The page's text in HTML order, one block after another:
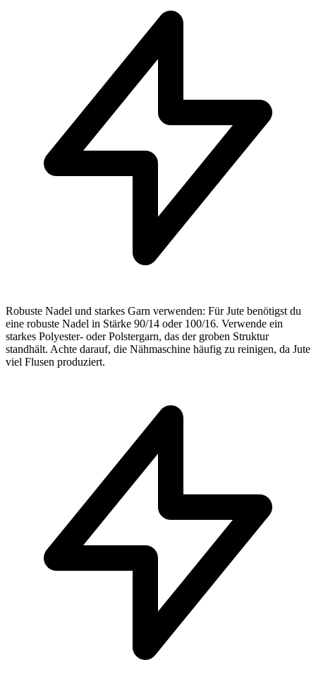
Robuste Nadel und starkes Garn verwenden: Für Jute benötigst du
eine robuste Nadel in Stärke 90/14 oder 100/16. Verwende ein
starkes Polyester- oder Polstergarn, das der groben Struktur
standhält. Achte darauf, die Nähmaschine häufig zu reinigen, da Jute
viel Flusen produziert.